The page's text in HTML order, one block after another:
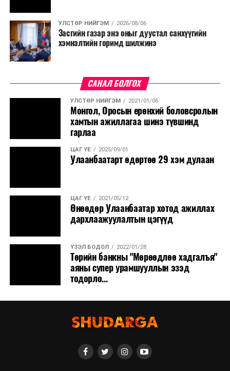
УЛСТӨР НИЙГЭМ 2026/08/06
Засгийн газар энэ оныг дуустал санхүүгийн
хэмнэлтийн горимд шилжинэ
САНАЛ БОЛГОХ
УЛСТӨР НИЙГЭМ 2021/01/06
Монгол, Оросын ерөнхий боловсролын
хамтын ажиллагаа шинэ түвшинд
гарлаа
ЦАГ ҮЕ 2025/09/01
Улаанбаатарт өдөртөө 29 хэм дулаан
ЦАГ ҮЕ 2021/05/12
Өнөөдөр Улаанбаатар хотод ажиллах
дархлаажуулалтын цэгүүд
ҮЗЭЛ БОДОЛ 2022/01/28
Төрийн банкны "Мөрөөдлөө хадгалъя"
аяны супер урамшууллын эзэд
тодорло...